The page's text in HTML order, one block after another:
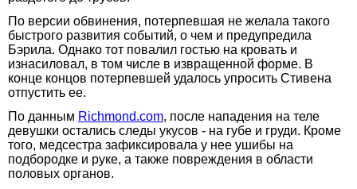
По версии обвинения, потерпевшая не желала такого
быстрого развития событий, о чем и предупредила
Бэрила. Однако тот повалил гостью на кровать и
изнасиловал, в том числе в извращенной форме. В
конце концов потерпевшей удалось упросить Стивена
отпустить ее.
По данным Richmond.com, после нападения на теле
девушки остались следы укусов - на губе и груди. Кроме
того, медсестра зафиксировала у нее ушибы на
подбородке и руке, а также повреждения в области
половых органов.